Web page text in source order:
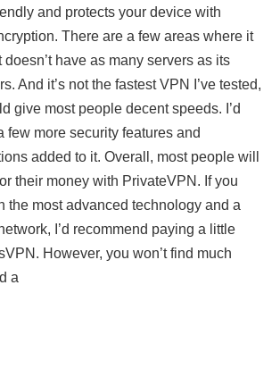
and protects your device with
There are a few areas where it
have as many servers as its
And it’s not the fastest VPN I’ve tested,
give most people decent speeds. I’d
few more security features and
added to it. Overall, most people will
their money with PrivateVPN. If you
the most advanced technology and a
I’d recommend paying a little
However, you won’t find much
a